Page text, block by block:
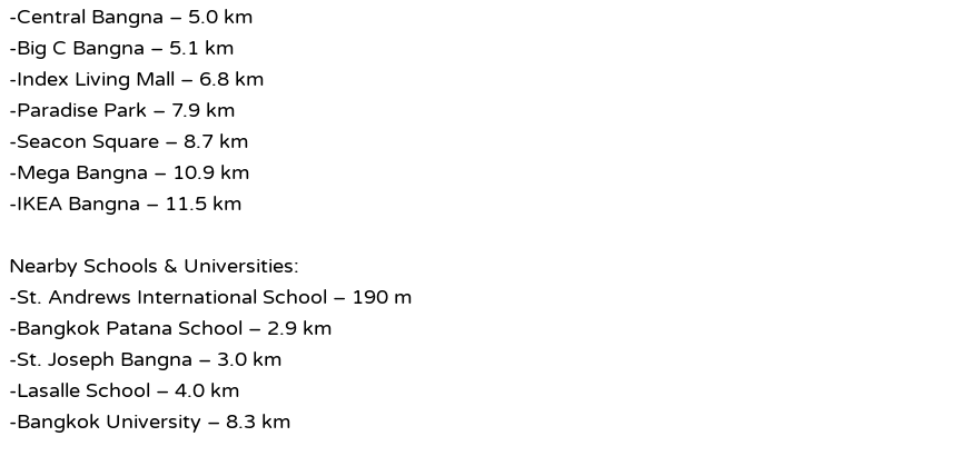
-Central Bangna – 5.0 km
-Big C Bangna – 5.1 km
-Index Living Mall – 6.8 km
-Paradise Park – 7.9 km
-Seacon Square – 8.7 km
-Mega Bangna – 10.9 km
-IKEA Bangna – 11.5 km
Nearby Schools & Universities:
-St. Andrews International School – 190 m
-Bangkok Patana School – 2.9 km
-St. Joseph Bangna – 3.0 km
-Lasalle School – 4.0 km
-Bangkok University – 8.3 km